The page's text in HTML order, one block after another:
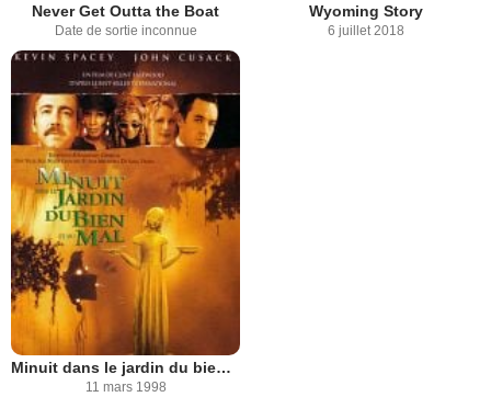
Never Get Outta the Boat
Date de sortie inconnue
Wyoming Story
6 juillet 2018
Minuit dans le jardin du bien et du mal
11 mars 1998